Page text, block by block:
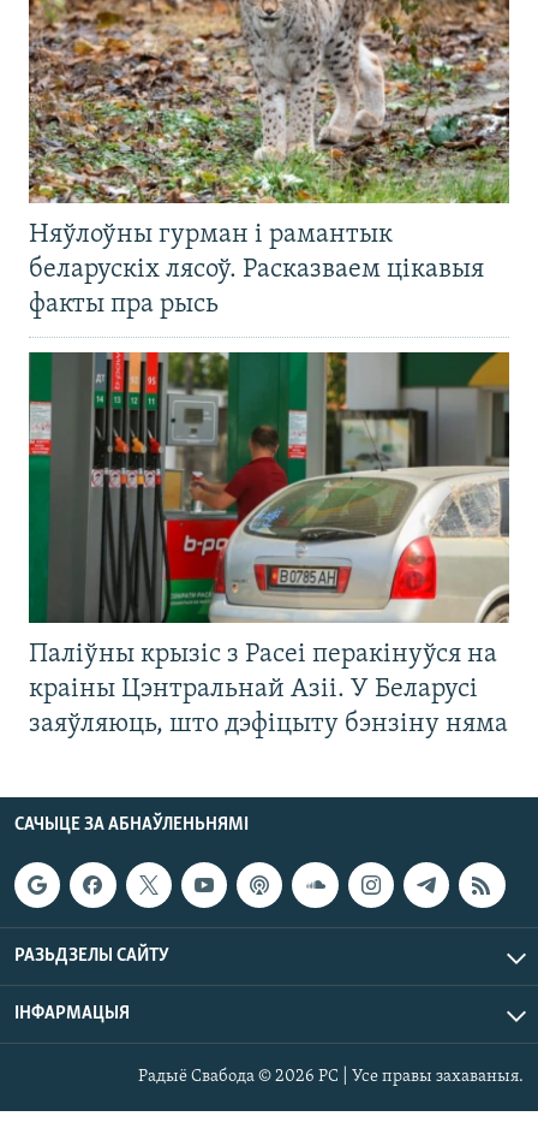
Няўлоўны гурман і рамантык
беларускіх лясоў. Расказваем цікавыя
факты пра рысь
Паліўны крызіс з Расеі перакінуўся на
краіны Цэнтральнай Азіі. У Беларусі
заяўляюць, што дэфіцыту бэнзіну няма
САЧЫЦЕ ЗА АБНАЎЛЕНЬНЯМІ
РАЗЬДЗЕЛЫ САЙТУ
ІНФАРМАЦЫЯ
Радыё Свабода © 2026 РС | Усе правы захаваныя.